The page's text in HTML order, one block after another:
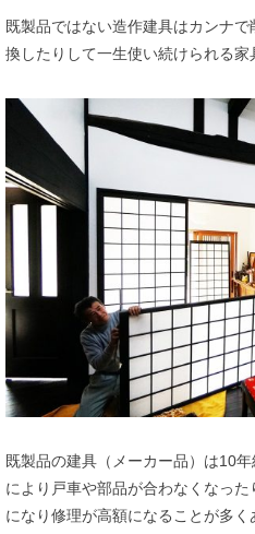
既製品ではない造作建具はカンナ
換したりして一生使い続けられる家
既製品の建具（メーカー品）は10
により戸車や部品が合わなくなっ
になり修理が高額になることが多く